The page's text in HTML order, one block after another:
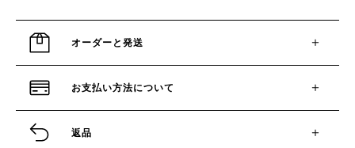
オーダーと発送
お支払い方法について
返品